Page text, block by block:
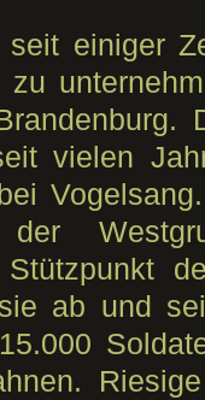
einiger
vielen
ab und